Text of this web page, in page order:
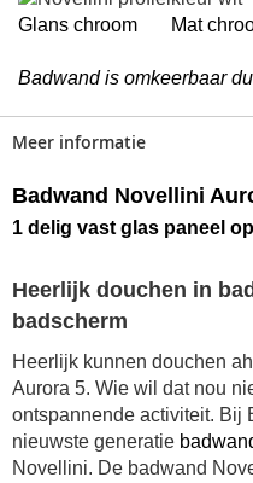
Glans chroom Mat
Badwand is omkeerbaar
Meer informatie
Badwand Novellini
1 delig vast glas paneel
Heerlijk douchen in
badscherm
Heerlijk kunnen douchen
Aurora 5. Wie wil dat nou
ontspannende activiteit. Bij
nieuwste generatie
Novellini. De badwand